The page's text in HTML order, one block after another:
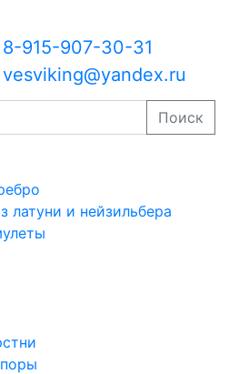
8-915-907-30-31
vesviking@yandex.ru
Поиск
латуни и нейзильбера